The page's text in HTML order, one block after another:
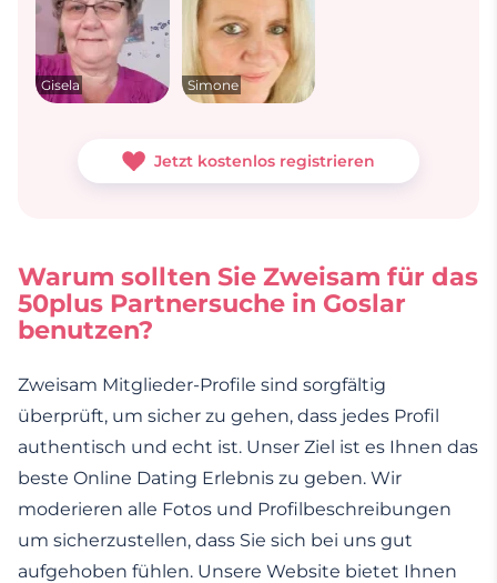
Gisela Simone
Jetzt kostenlos registrieren
Warum sollten Sie Zweisam für das
50plus Partnersuche in Goslar
benutzen?
Zweisam Mitglieder-Profile sind sorgfältig
überprüft, um sicher zu gehen, dass jedes Profil
authentisch und echt ist. Unser Ziel ist es Ihnen das
beste Online Dating Erlebnis zu geben. Wir
moderieren alle Fotos und Profilbeschreibungen
um sicherzustellen, dass Sie sich bei uns gut
aufgehoben fühlen. Unsere Website bietet Ihnen